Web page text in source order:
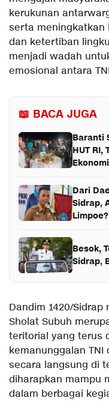
kerukunan
serta meningkatkan
dan ketertiban
menjadi wadah
emosional antara
📖 BACA JUGA
Baranti
HUT RI,
Dari
Sidrap,
Limpoe?
Besok,
Sidrap,
Dandim 1420/
Sholat Subuh
teritorial yang terus
kemanunggalan
secara langsung di
diharapkan mampu
dalam berbagai